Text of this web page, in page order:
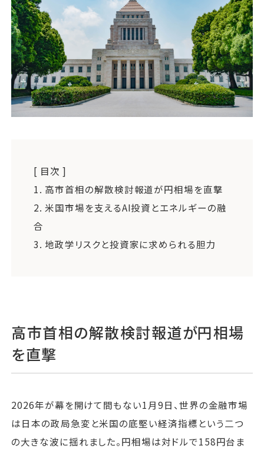
運営会社
ファミリーオフィスとは
関連書籍
メールマガジン登録
よくある質問
[ 目次 ]
1. 高市首相の解散検討報道が円相場を直撃
2. 米国市場を支えるAI投資とエネルギーの融
合
3. 地政学リスクと投資家に求められる胆力
高市首相の解散検討報道が円相場
を直撃
2026年が幕を開けて間もない1月9日、世界の金融市場
は日本の政局急変と米国の底堅い経済指標という二つ
の大きな波に揺れました。円相場は対ドルで158円台ま